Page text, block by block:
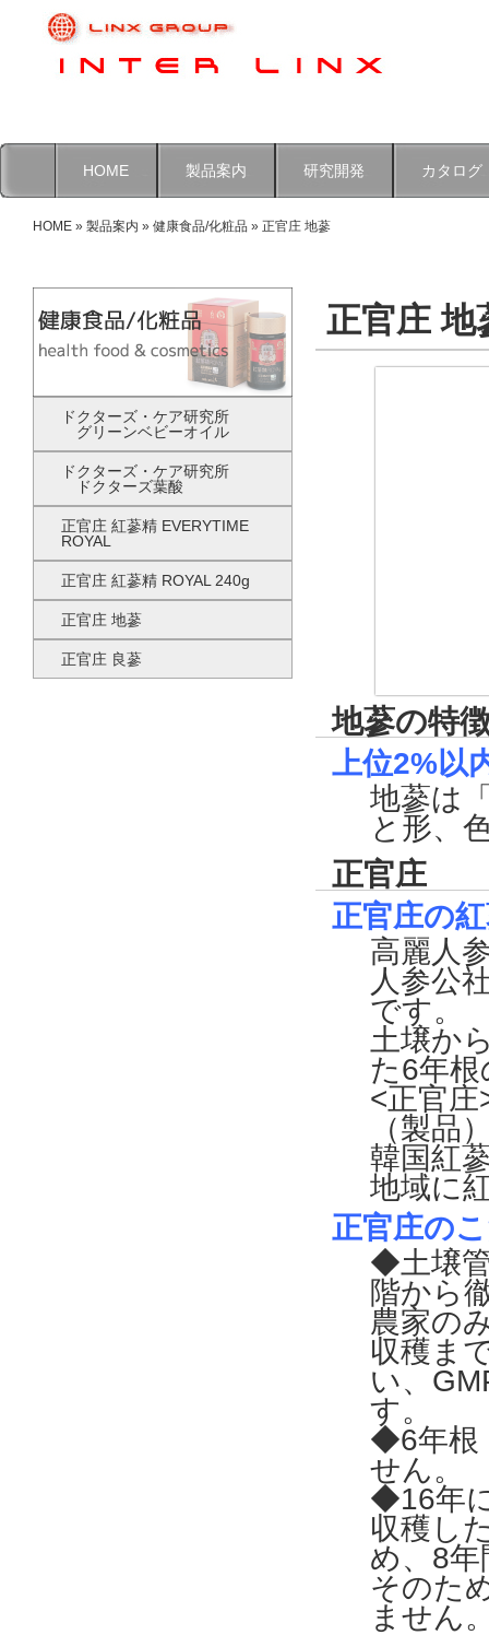
HOME 製品案内 研究開発 カタログ
HOME » 製品案内 » 健康食品/化粧品 » 正官庄 地蔘
ドクターズ・ケア研究所
グリーンベビーオイル
ドクターズ・ケア研究所
ドクターズ葉酸
正官庄 紅蔘精 EVERYTIME
ROYAL
正官庄 紅蔘精 ROYAL 240g
正官庄 地蔘
正官庄 良蔘
正官庄 地
地蔘の特
上位2%以
地蔘は
と形、
正官庄
正官庄の
高麗人
人参公
です。
土壌か
た6年
<正官
（製品
韓国紅
地域に
正官庄の
◆土壌
階から
農家の
収穫ま
い、
す。
◆6年根
せん。
◆16年
収穫し
め、8
そのた
ません